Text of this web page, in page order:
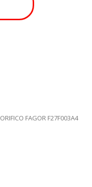
FAGOR F27F003A4